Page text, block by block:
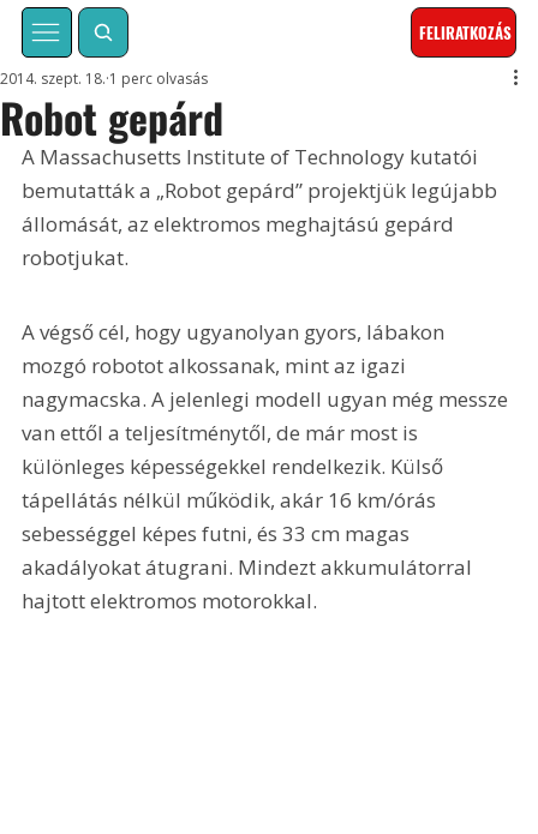
FELIRATKOZÁS
Robot gepárd
2014. szept. 18. 1 perc olvasás
A Massachusetts Institute of Technology kutatói
bemutatták a „Robot gepárd” projektjük legújabb
állomását, az elektromos meghajtású gepárd
robotjukat.
A végső cél, hogy ugyanolyan gyors, lábakon
mozgó robotot alkossanak, mint az igazi
nagymacska. A jelenlegi modell ugyan még messze
van ettől a teljesítménytől, de már most is
különleges képességekkel rendelkezik. Külső
tápellátás nélkül működik, akár 16 km/órás
sebességgel képes futni, és 33 cm magas
akadályokat átugrani. Mindezt akkumulátorral
hajtott elektromos motorokkal.